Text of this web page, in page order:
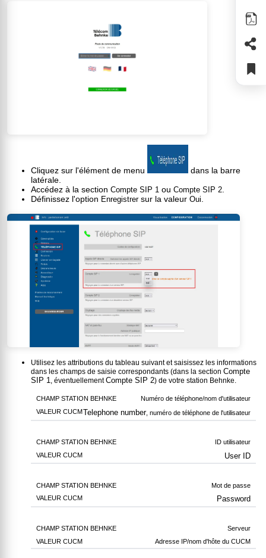
Cliquez sur l'élément de menu
dans la barre
latérale.
Accédez à la sectionCompte SIP 1 ouCompte SIP 2
Définissez l'option Enregistrersur la valeurOui
Utilisez les attributions du tableau suivant et saisissez les informations
dans les champs de saisie correspondants (dans la sectionCompte
SIP 1, éventuellementCompte SIP 2) de votre station Behnke.
Numéro de téléphone/nom d'utilisateur
Telephone number, numéro de téléphone de l'utilisateur
ID utilisateur
User ID
Mot de passe
Password
Serveur
Adresse IP/nom d'hôte du CUCM